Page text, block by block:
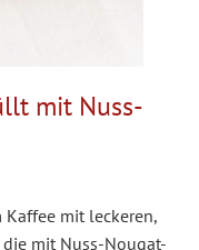
mit Nuss-
Kaffee mit leckeren,
mit Nuss-Nougat-